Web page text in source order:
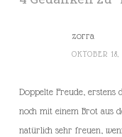
zorra
OKTOBER
Doppelte Freude, erstens
noch mit einem Brot aus
natürlich sehr freuen,